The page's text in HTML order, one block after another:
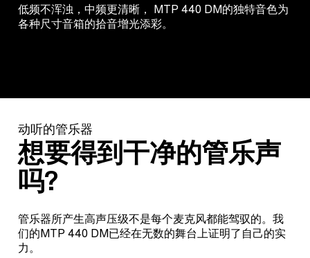
低频不浑浊，中频更清晰， MTP 440 DM的独特音色为
各种尺寸音箱的拾音增光添彩。
动听的管乐器
想要得到干净的管乐声
吗?
管乐器所产生高声压级不是每个麦克风都能驾驭的。我
们的MTP 440 DM已经在无数的舞台上证明了自己的实
力。